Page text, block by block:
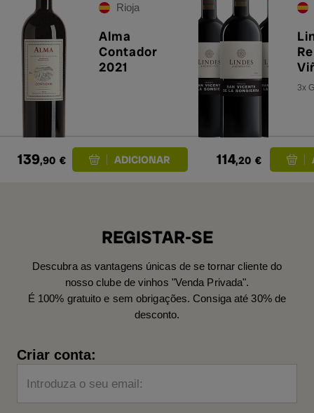
Rioja
Alma
Contador
2021
139,90 €
3x
114,20 €
REGISTAR-SE
Descubra as vantagens únicas de se tornar cliente do
nosso clube de vinhos "Venda Privada".
É 100% gratuito e sem obrigações. Consiga até 30% de
desconto.
Criar conta:
Introduza o seu email: